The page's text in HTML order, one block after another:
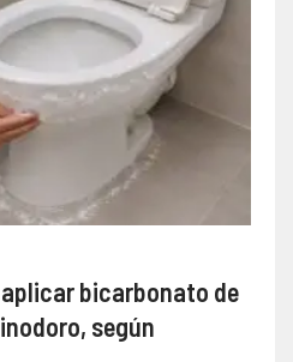
bicarbonato de
según